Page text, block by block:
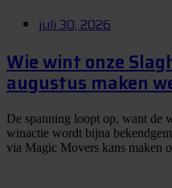
juli 30, 2026
Wie wint onze
augustus maken
De spanning loopt op, want de
winactie wordt bijna
via Magic Movers kans maken